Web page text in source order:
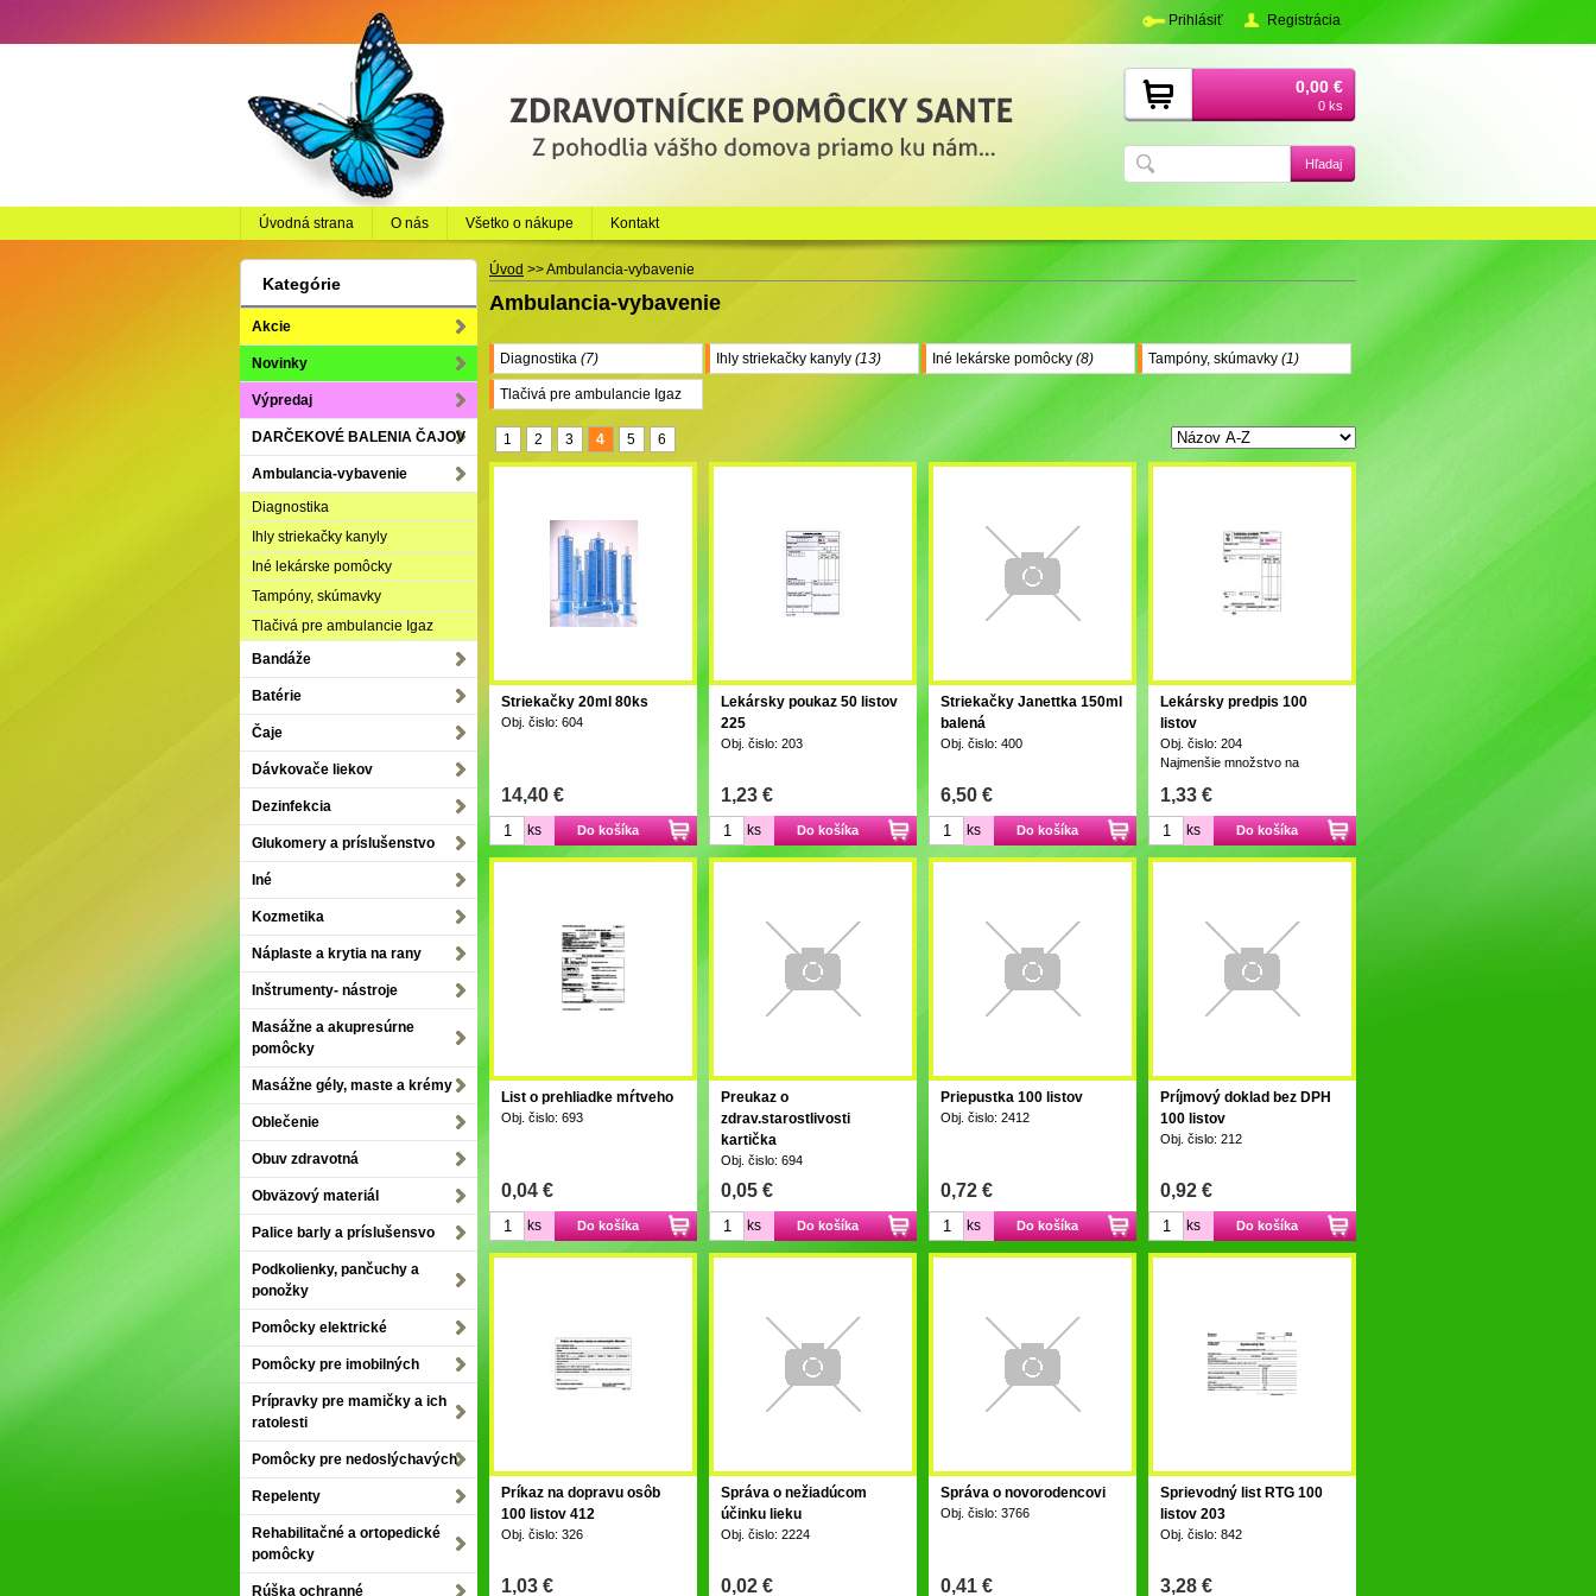
Prihlásiť Registrácia
0,00 €
0 ks
Úvod >>Ambulancia-vybavenie
Ambulancia-vybavenie
Diagnostika (7) Ihly striekačky kanyly (13) Iné lekárske pomôcky (8) Tampóny, skúmavky (1)
Tlačivá pre ambulancie Igaz
(33)
1
2 3 4 5 6
Striekačky 20ml 80ks
Obj. čislo: 604
14,40 €
Do košíka
ks
Lekársky poukaz 50 listov
225
Obj. čislo: 203
1,23 €
Do košíka
ks
Striekačky Janettka 150ml
balená
Obj. čislo: 400
6,50 €
Do košíka
ks
Lekársky predpis 100
listov
Obj. čislo: 204
Najmenšie množstvo na
1,33 €
Do košíka
ks
List o prehliadke mŕtveho
Obj. čislo: 693
0,04 €
Do košíka
ks
Preukaz o
zdrav.starostlivosti
kartička
Obj. čislo: 694
0,05 €
Do košíka
ks
Priepustka 100 listov
Obj. čislo: 2412
0,72 €
Do košíka
ks
Príjmový doklad bez DPH
100 listov
Obj. čislo: 212
0,92 €
Do košíka
ks
Príkaz na dopravu osôb
100 listov 412
Obj. čislo: 326
1,03 €
Správa o nežiadúcom
účinku lieku
Obj. čislo: 2224
0,02 €
Správa o novorodencovi
Obj. čislo: 3766
0,41 €
Sprievodný list RTG 100
listov 203
Obj. čislo: 842
3,28 €
Kategórie
Akcie
Novinky
Výpredaj
DARČEKOVÉ BALENIA ČAJOV
Ambulancia-vybavenie
Diagnostika
Ihly striekačky kanyly
Iné lekárske pomôcky
Tampóny, skúmavky
Tlačivá pre ambulancie Igaz
Bandáže
Batérie
Čaje
Dávkovače liekov
Dezinfekcia
Glukomery a príslušenstvo
Iné
Kozmetika
Náplaste a krytia na rany
Inštrumenty- nástroje
Masážne a akupresúrne
pomôcky
Masážne gély, maste a krémy
Oblečenie
Obuv zdravotná
Obväzový materiál
Palice barly a príslušensvo
Podkolienky, pančuchy a
ponožky
Pomôcky elektrické
Pomôcky pre imobilných
Prípravky pre mamičky a ich
ratolesti
Pomôcky pre nedoslýchavých
Repelenty
Rehabilitačné a ortopedické
pomôcky
Rúška ochranné
Úvodná strana O nás Všetko o nákupe Kontakt